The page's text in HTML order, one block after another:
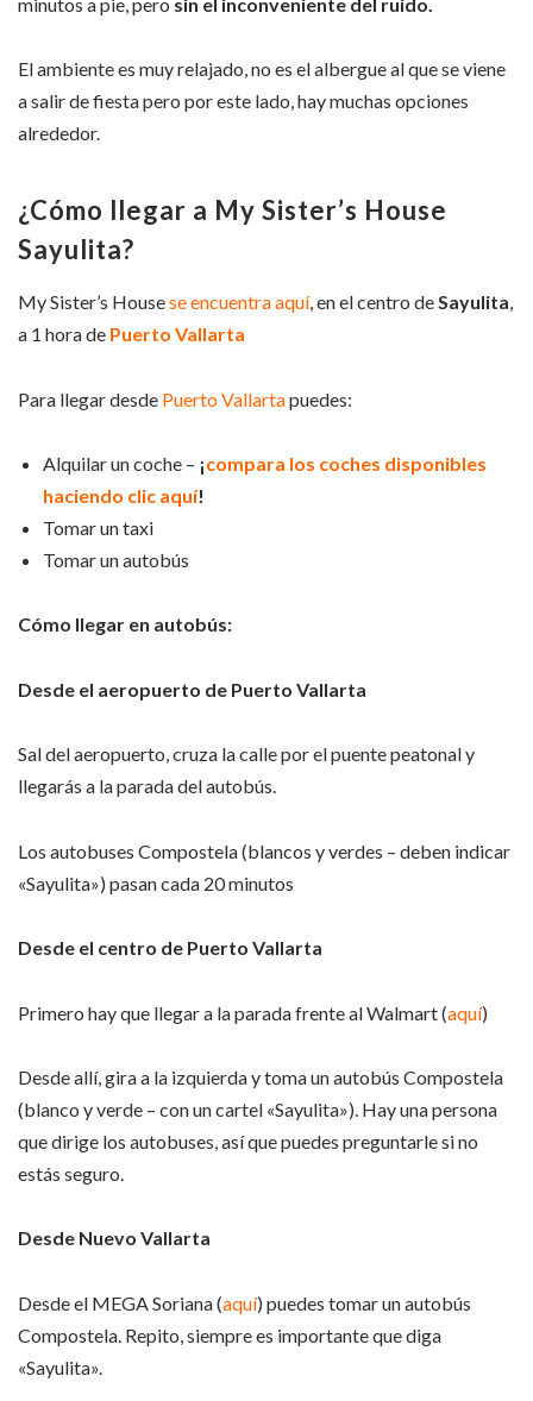
El ambiente es muy relajado, no es el albergue al que se viene
a salir de fiesta pero por este lado, hay muchas opciones
alrededor.
¿Cómo llegar a My Sister’s House
Sayulita?
My Sister’s Housese encuentra aquí, en el centro deSayulita,
a 1 hora de Puerto Vallarta
Para llegar desde Puerto Vallartapuedes:
Alquilar un coche – ¡compara los coches disponibles
haciendo clic aquí!
Tomar un taxi
Tomar un autobús
Cómo llegar en autobús:
Desde el aeropuerto de Puerto Vallarta
Sal del aeropuerto, cruza la calle por el puente peatonal y
llegarás a la parada del autobús.
Los autobuses Compostela (blancos y verdes – deben indicar
«Sayulita») pasan cada 20 minutos
Desde el centro de Puerto Vallarta
Primero hay que llegar a la parada frente al Walmart (aquí)
Desde allí, gira a la izquierda y toma un autobús Compostela
(blanco y verde – con un cartel «Sayulita»). Hay una persona
que dirige los autobuses, así que puedes preguntarle si no
estás seguro.
Desde Nuevo Vallarta
Desde el MEGA Soriana (aquí) puedes tomar un autobús
Compostela. Repito, siempre es importante que diga
«Sayulita».